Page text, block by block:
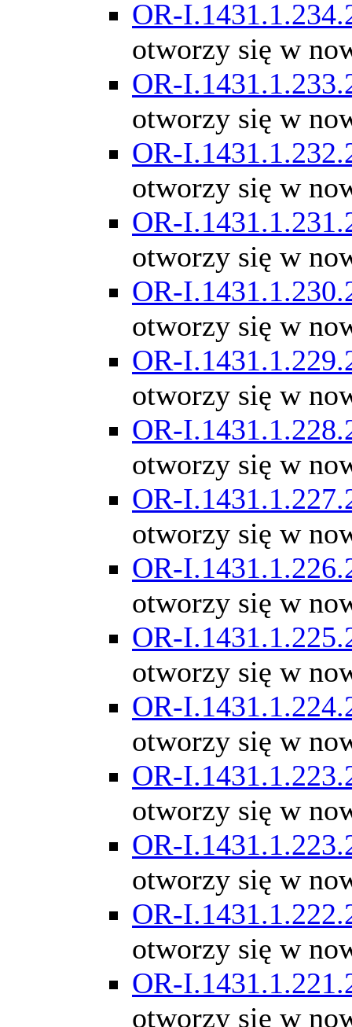
OR-
otworzy się w
OR-
otworzy się w
OR-
otworzy się w
OR-
otworzy się w
OR-
otworzy się w
OR-
otworzy się w
OR-
otworzy się w
OR-
otworzy się w
OR-
otworzy się w
OR-
otworzy się w
OR-
otworzy się w
OR-
otworzy się w
OR-
otworzy się w
OR-
otworzy się w
OR-
otworzy się w